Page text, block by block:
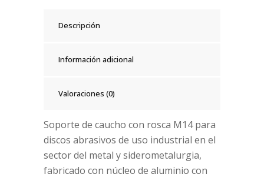
Descripción
Información adicional
Valoraciones (0)
Soporte de caucho con rosca M14 para
discos abrasivos de uso industrial en el
sector del metal y siderometalurgia,
fabricado con núcleo de aluminio con